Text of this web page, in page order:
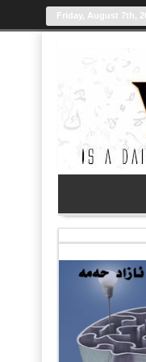
Friday, August 7th,